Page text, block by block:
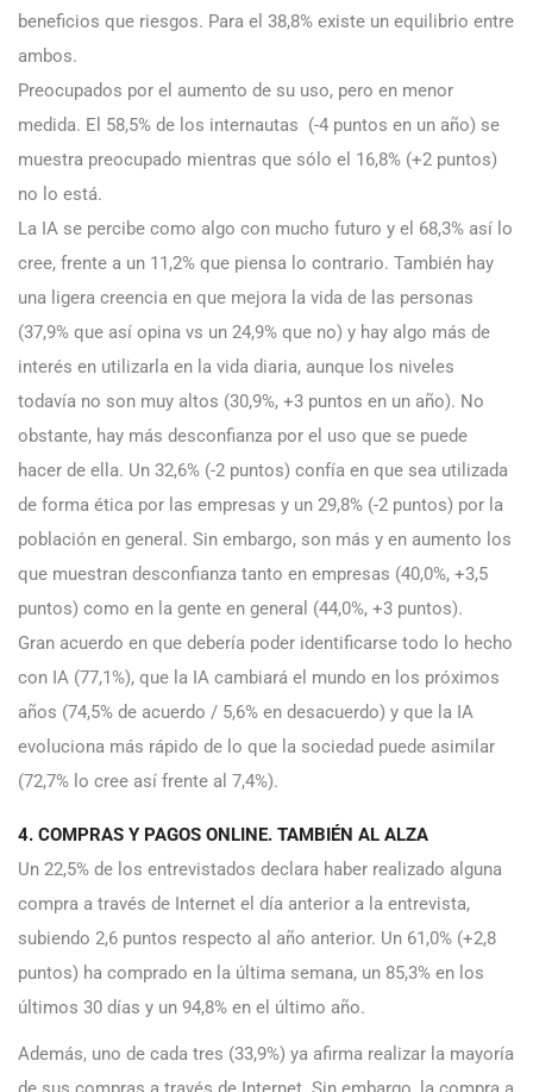
beneficios que riesgos. Para el 38,8% existe un equilibrio entre
ambos.
Preocupados por el aumento de su uso, pero en menor
medida. El 58,5% de los internautas (-4 puntos en un año) se
muestra preocupado mientras que sólo el 16,8% (+2 puntos)
no lo está.
La IA se percibe como algo con mucho futuro y el 68,3% así lo
cree, frente a un 11,2% que piensa lo contrario. También hay
una ligera creencia en que mejora la vida de las personas
(37,9% que así opina vs un 24,9% que no) y hay algo más de
interés en utilizarla en la vida diaria, aunque los niveles
todavía no son muy altos (30,9%, +3 puntos en un año). No
obstante, hay más desconfianza por el uso que se puede
hacer de ella. Un 32,6% (-2 puntos) confía en que sea utilizada
de forma ética por las empresas y un 29,8% (-2 puntos) por la
población en general. Sin embargo, son más y en aumento los
que muestran desconfianza tanto en empresas (40,0%, +3,5
puntos) como en la gente en general (44,0%, +3 puntos).
Gran acuerdo en que debería poder identificarse todo lo hecho
con IA (77,1%), que la IA cambiará el mundo en los próximos
años (74,5% de acuerdo / 5,6% en desacuerdo) y que la IA
evoluciona más rápido de lo que la sociedad puede asimilar
(72,7% lo cree así frente al 7,4%).
4. COMPRAS Y PAGOS ONLINE. TAMBIÉN AL ALZA
Un 22,5% de los entrevistados declara haber realizado alguna
compra a través de Internet el día anterior a la entrevista,
subiendo 2,6 puntos respecto al año anterior. Un 61,0% (+2,8
puntos) ha comprado en la última semana, un 85,3% en los
últimos 30 días y un 94,8% en el último año.
Además, uno de cada tres (33,9%) ya afirma realizar la mayoría